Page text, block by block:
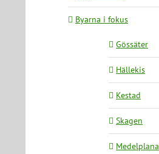
Byarna i fokus
Gössäter
Hällekis
Kestad
Skagen
Medelplana